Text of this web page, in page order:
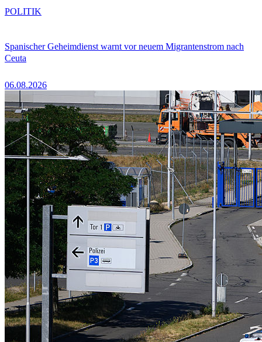
Spanischer Geheimdienst warnt vor neuem Migrantenstrom nach
Ceuta
06.08.2026
POLITIK